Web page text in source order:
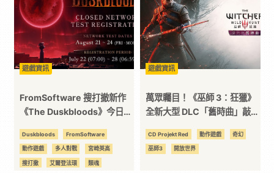
技
全
方
資
遊戲資訊
FromSoftware 搜打撤新作
《The Duskbloods》今日啟
Duskbloods FromSoftware
動作遊戲 多人對戰 宮崎英高
搜打撤 艾爾登法環 類魂
遊戲資訊
萬眾矚目！《巫師 3：狂獵》
全新大型 DLC「舊時曲」敲定
公開實機影像
CD Projekt Red 動作遊戲 奇幻
巫師3 開放世界